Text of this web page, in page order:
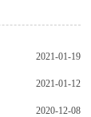
2021-01-19
2021-01-12
2020-12-08